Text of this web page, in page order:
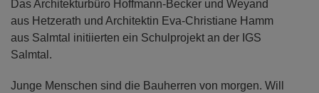
Das Architekturbüro Hoffmann-Becker und Weyand
aus Hetzerath und Architektin Eva-Christiane Hamm
aus Salmtal initiierten ein Schulprojekt an der IGS
Salmtal.
Junge Menschen sind die Bauherren von morgen. Will